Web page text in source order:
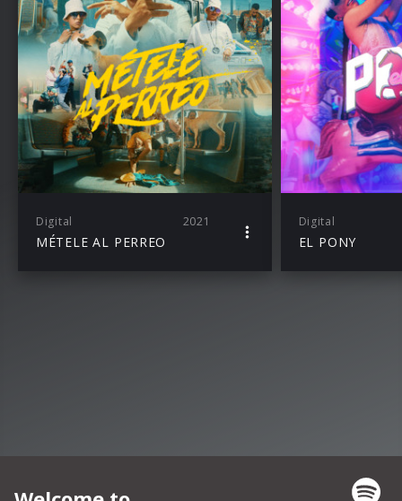
Digital 2021
MÉTELE AL PERREO
Digital
EL PONY